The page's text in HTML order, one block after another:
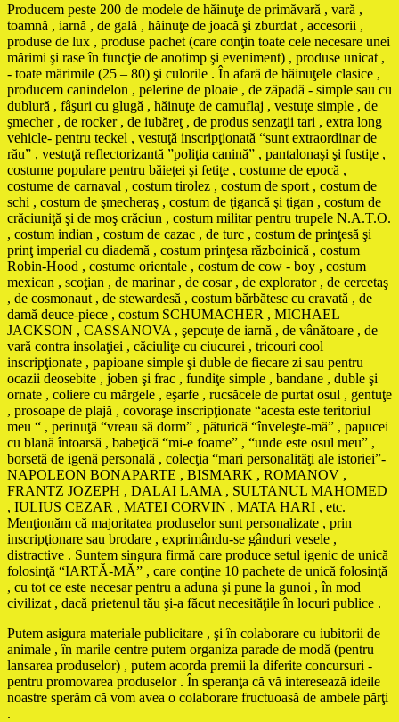
Producem peste 200 de modele de hăinuţe de primăvară , vară ,
toamnă , iarnă , de gală , hăinuţe de joacă şi zburdat , accesorii ,
produse de lux , produse pachet (care conţin toate cele necesare unei
mărimi şi rase în funcţie de anotimp şi eveniment) , produse unicat ,
- toate mărimile (25 – 80) şi culorile . În afară de hăinuţele clasice ,
producem canindelon , pelerine de ploaie , de zăpadă - simple sau cu
dublură , fâşuri cu glugă , hăinuţe de camuflaj , vestuţe simple , de
şmecher , de rocker , de iubăreţ , de produs senzaţii tari , extra long
vehicle- pentru teckel , vestuţă inscripţionată “sunt extraordinar de
rău” , vestuţă reflectorizantă ”poliţia canină” , pantalonaşi şi fustiţe ,
costume populare pentru băieţei şi fetiţe , costume de epocă ,
costume de carnaval , costum tirolez , costum de sport , costum de
schi , costum de şmecheraş , costum de ţigancă şi ţigan , costum de
crăciuniţă şi de moş crăciun , costum militar pentru trupele N.A.T.O.
, costum indian , costum de cazac , de turc , costum de prinţesă şi
prinţ imperial cu diademă , costum prinţesa războinică , costum
Robin-Hood , costume orientale , costum de cow - boy , costum
mexican , scoţian , de marinar , de cosar , de explorator , de cercetaş
, de cosmonaut , de stewardesă , costum bărbătesc cu cravată , de
damă deuce-piece , costum SCHUMACHER , MICHAEL
JACKSON , CASSANOVA , şepcuţe de iarnă , de vânătoare , de
vară contra insolaţiei , căciuliţe cu ciucurei , tricouri cool
inscripţionate , papioane simple şi duble de fiecare zi sau pentru
ocazii deosebite , joben şi frac , fundiţe simple , bandane , duble şi
ornate , coliere cu mărgele , eşarfe , rucsăcele de purtat osul , gentuţe
, prosoape de plajă , covoraşe inscripţionate “acesta este teritoriul
meu “ , perinuţă “vreau să dorm” , păturică “înveleşte-mă” , papucei
cu blană întoarsă , babeţică “mi-e foame” , “unde este osul meu” ,
borsetă de igenă personală , colecţia “mari personalităţi ale istoriei”-
NAPOLEON BONAPARTE , BISMARK , ROMANOV ,
FRANTZ JOZEPH , DALAI LAMA , SULTANUL MAHOMED
, IULIUS CEZAR , MATEI CORVIN , MATA HARI , etc.
Menţionăm că majoritatea produselor sunt personalizate , prin
inscripţionare sau brodare , exprimându-se gânduri vesele ,
distractive . Suntem singura firmă care produce setul igenic de unică
folosinţă “IARTĂ-MĂ” , care conţine 10 pachete de unică folosinţă
, cu tot ce este necesar pentru a aduna şi pune la gunoi , în mod
civilizat , dacă prietenul tău şi-a făcut necesităţile în locuri publice .
Putem asigura materiale publicitare , şi în colaborare cu iubitorii de
animale , în marile centre putem organiza parade de modă (pentru
lansarea produselor) , putem acorda premii la diferite concursuri -
pentru promovarea produselor . În speranţa că vă interesează ideile
noastre sperăm că vom avea o colaborare fructuoasă de ambele părţi
.